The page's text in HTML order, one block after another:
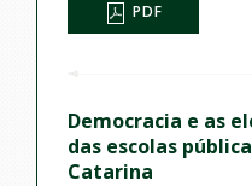
PDF
Democracia e as
das escolas
Catarina